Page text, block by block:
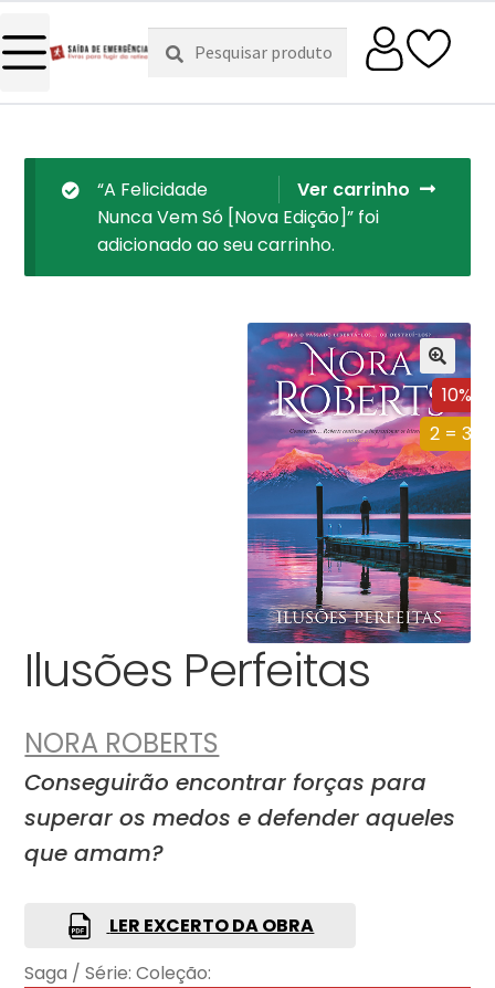
Pesquisar
por:
Pesquisa
Ver carrinho
“A Felicidade
Nunca Vem Só [Nova Edição]” foi
adicionado ao seu carrinho.
10%
2 = 3
Ilusões Perfeitas
NORA ROBERTS
Conseguirão encontrar forças para
superar os medos e defender aqueles
que amam?
LER EXCERTO DA OBRA
Saga / Série: Coleção: